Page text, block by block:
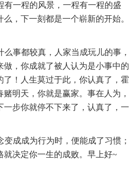
有一程的风景，一程有一程的盛
，下一刻都是一个崭新的开始。
事都较真，人家当成玩儿的事，
做，你成就了被人认为是小事中的
了！人生莫过于此，你认真了，霍
明天，你就是赢家。事在人为，
一步你就停不下来了，认真了，一
成成为行为时，便能成了习惯；
就决定你一生的成败。早上好~